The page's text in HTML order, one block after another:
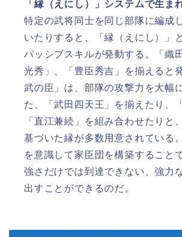
「縁（えにし）」システムで生ま
特定の武将同士を同じ部隊に編成
いたりすると、「縁（えにし）」
パッシブスキルが発動する。「織
光秀」、「豊臣秀吉」を揃えると
武の臣」は、部隊の攻撃力を大幅
た、「武田四天王」を揃えたり、
「直江兼続」を組み合わせたりと
基づいた縁が多数用意されている
を意識して家臣団を構築すること
強さだけでは到達できない、強力
出すことができるのだ。